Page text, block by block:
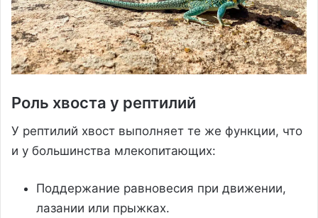
Роль хвоста у рептилий
У рептилий хвост выполняет те же функции, что
и у большинства млекопитающих:
Поддержание равновесия при движении,
лазании или прыжках.